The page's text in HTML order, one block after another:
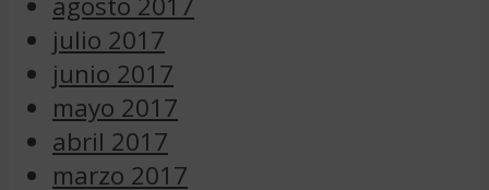
julio 2017
junio 2017
mayo 2017
abril 2017
marzo 2017